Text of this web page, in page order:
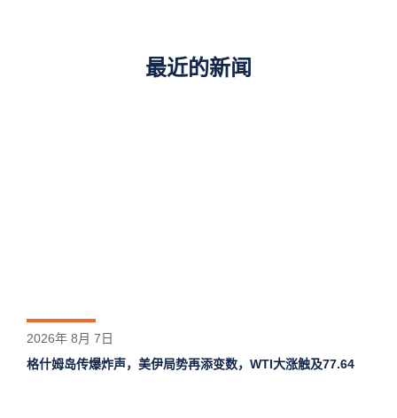
最近的新闻
2026年 8月 7日
格什姆岛‌传爆炸声，美伊局势再添变数，WTI大涨触及77.64